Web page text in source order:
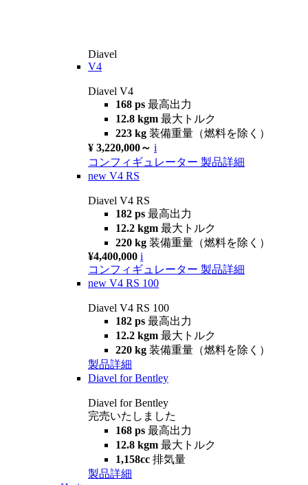
Diavel
V4
Diavel V4
168 ps 最高出力
12.8 kgm 最大トルク
223 kg 装備重量（燃料を除く）
¥ 3,220,000～ i
コンフィギュレーター 製品詳細
new V4 RS
Diavel V4 RS
182 ps 最高出力
12.2 kgm 最大トルク
220 kg 装備重量（燃料を除く）
¥4,400,000 i
コンフィギュレーター 製品詳細
new V4 RS 100
Diavel V4 RS 100
182 ps 最高出力
12.2 kgm 最大トルク
220 kg 装備重量（燃料を除く）
製品詳細
Diavel for Bentley
Diavel for Bentley
完売いたしました
168 ps 最高出力
12.8 kgm 最大トルク
1,158cc 排気量
製品詳細